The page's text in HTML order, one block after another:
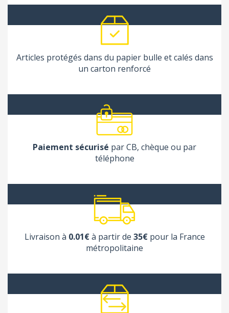
Articles protégés dans du papier bulle et calés dans
un carton renforcé
Paiement sécurisé par CB, chèque ou par
téléphone
Livraison à 0.01€à partir de 35€pour la France
métropolitaine